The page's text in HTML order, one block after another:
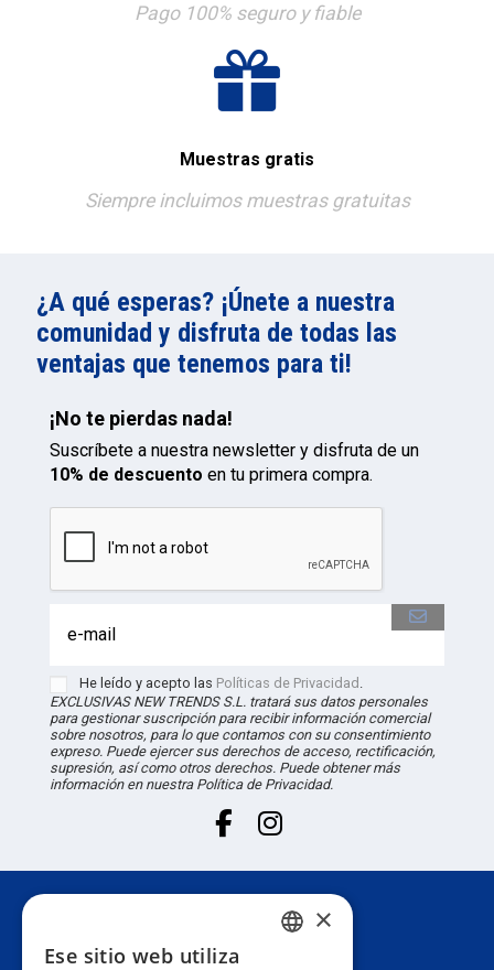
Pago 100% seguro y fiable
Muestras gratis
Siempre incluimos muestras gratuitas
¿A qué esperas? ¡Únete a nuestra
comunidad y disfruta de todas las
ventajas que tenemos para ti!
¡No te pierdas nada!
Suscríbete a nuestra newsletter y disfruta de un
10% de descuento en tu primera compra.
He leído y acepto las Políticas de Privacidad
EXCLUSIVAS NEW TRENDS S.L. tratará sus datos personales
para gestionar suscripción para recibir información comercial
sobre nosotros, para lo que contamos con su consentimiento
expreso. Puede ejercer sus derechos de acceso, rectificación,
supresión, así como otros derechos. Puede obtener más
información en nuestra Política de Privacidad.
×
Ese sitio web utiliza